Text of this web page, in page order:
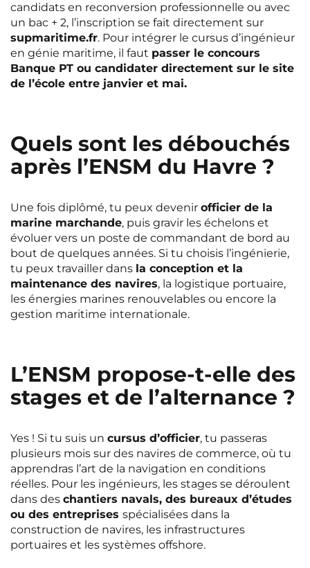
candidats en reconversion professionnelle ou avec
un bac + 2, l’inscription se fait directement sur
supmaritime.fr. Pour intégrer le cursus d’ingénieur
en génie maritime, il faut passer le concours
Banque PT ou candidater directement sur le site
de l’école entre janvier et mai.
Quels sont les débouchés
après l’ENSM du Havre ?
Une fois diplômé, tu peux devenir officier de la
marine marchande, puis gravir les échelons et
évoluer vers un poste de commandant de bord au
bout de quelques années. Si tu choisis l’ingénierie,
tu peux travailler dans la conception et la
maintenance des navires, la logistique portuaire,
les énergies marines renouvelables ou encore la
gestion maritime internationale.
L’ENSM propose-t-elle des
stages et de l’alternance ?
Yes ! Si tu suis un cursus d’officier, tu passeras
plusieurs mois sur des navires de commerce, où tu
apprendras l’art de la navigation en conditions
réelles. Pour les ingénieurs, les stages se déroulent
dans des chantiers navals, des bureaux d’études
ou des entreprises spécialisées dans la
construction de navires, les infrastructures
portuaires et les systèmes offshore.